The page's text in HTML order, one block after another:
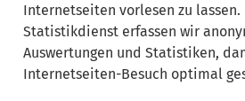
Internetseiten vorlesen zu lassen.
Statistikdienst erfassen wir
Auswertungen und Statistiken,
Internetseiten-Besuch optimal